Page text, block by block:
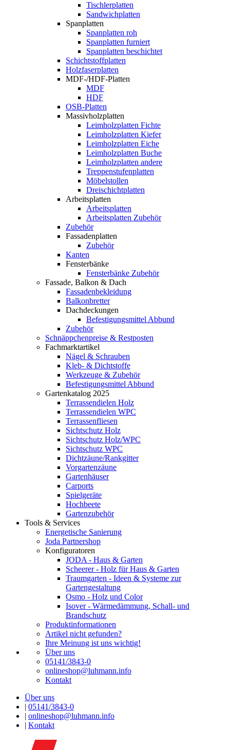
Tischlerplatten
Sandwichplatten
Spanplatten
Spanplatten roh
Spanplatten furniert
Spanplatten beschichtet
Schichtstoffplatten
Holzfaserplatten
MDF-/HDF-Platten
MDF
HDF
OSB-Platten
Massivholzplatten
Leimholzplatten Fichte
Leimholzplatten Kiefer
Leimholzplatten Eiche
Leimholzplatten Buche
Leimholzplatten andere
Treppenstufenplatten
Möbelstollen
Dreischichtplatten
Arbeitsplatten
Arbeitsplatten
Arbeitsplatten Zubehör
Zubehör
Fassadenplatten
Zubehör
Kanten
Fensterbänke
Fensterbänke Zubehör
Fassade, Balkon & Dach
Fassadenbekleidung
Balkonbretter
Dachdeckungen
Befestigungsmittel Abbund
Zubehör
Schnäppchenpreise & Restposten
Fachmarktartikel
Nägel & Schrauben
Kleb- & Dichtstoffe
Werkzeuge & Zubehör
Befestigungsmittel Abbund
Gartenkatalog 2025
Terrassendielen Holz
Terrassendielen WPC
Terrassenfliesen
Sichtschutz Holz
Sichtschutz Holz/WPC
Sichtschutz WPC
Dichtzäune/Rankgitter
Vorgartenzäune
Gartenhäuser
Carports
Spielgeräte
Hochbeete
Gartenzubehör
Tools & Services
Energetische Sanierung
Joda Partnershop
Konfiguratoren
JODA - Haus & Garten
Scheerer - Holz für Haus & Garten
Traumgarten - Ideen & Systeme zur
Gartengestaltung
Osmo - Holz und Color
Isover - Wärmedämmung, Schall- und
Brandschutz
Produktinformationen
Artikel nicht gefunden?
Ihre Meinung ist uns wichtig!
Über uns
05141/3843-0
onlineshop@luhmann.info
Kontakt
Über uns
| 05141/3843-0
| onlineshop@luhmann.info
| Kontakt